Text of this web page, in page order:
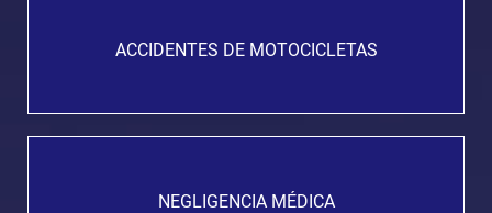
ACCIDENTES DE MOTOCICLETAS
NEGLIGENCIA MÉDICA